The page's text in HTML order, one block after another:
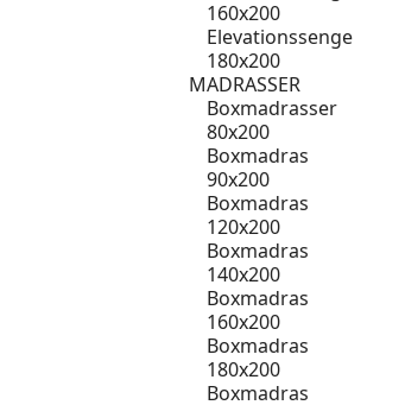
160x200
Elevationssenge
180x200
MADRASSER
Boxmadrasser
80x200
Boxmadras
90x200
Boxmadras
120x200
Boxmadras
140x200
Boxmadras
160x200
Boxmadras
180x200
Boxmadras